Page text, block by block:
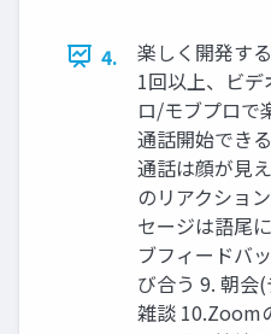
4.
楽しく開発す
1回以上、ビ
ロ/モブプロで
通話開始でき
通話は顔が見
のリアクショ
セージは語尾
ブフィードバ
び合う 9. 朝会
雑談 10.Zoom